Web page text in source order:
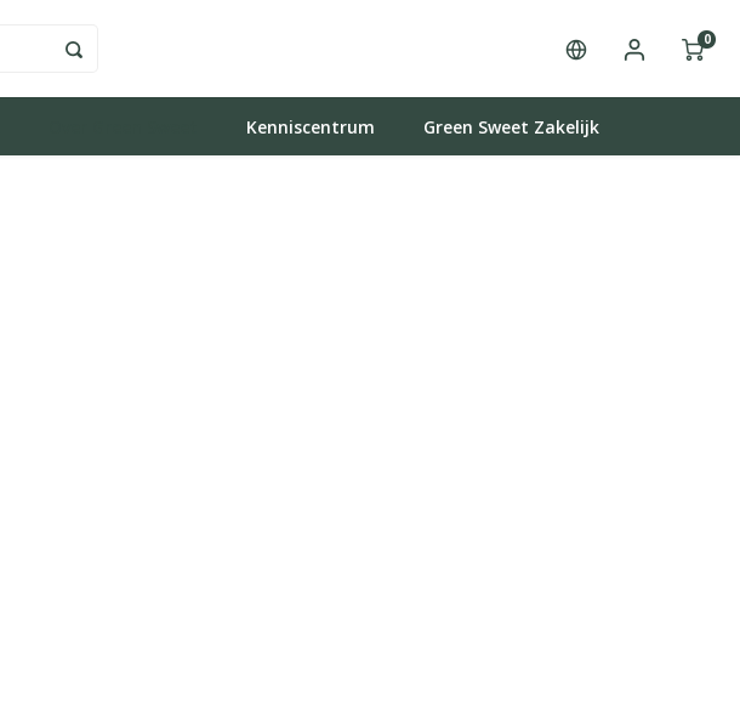
0
Kenniscentrum Green Sweet Zakelijk